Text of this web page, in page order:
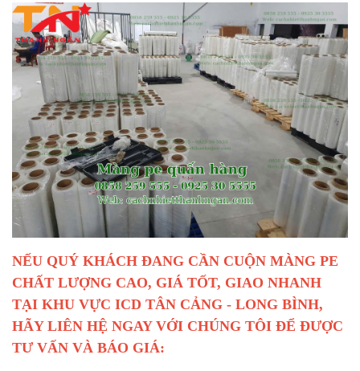
NẾU QUÝ KHÁCH ĐANG CẦN CUỘN MÀNG PE
CHẤT LƯỢNG CAO, GIÁ TỐT, GIAO NHANH
TẠI KHU VỰC ICD TÂN CẢNG - LONG BÌNH,
HÃY LIÊN HỆ NGAY VỚI CHÚNG TÔI ĐỂ ĐƯỢC
TƯ VẤN VÀ BÁO GIÁ: